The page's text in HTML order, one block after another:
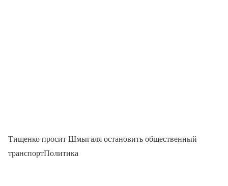
Тищенко просит Шмыгаля остановить общественный
транспортПолитика